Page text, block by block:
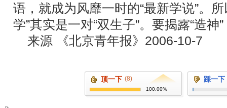
语，就成为风靡一时的“最新学说”。所
学”其实是一对“双生子”。要揭露“造
来源
《北京青年报》 2006-10-7
顶一下 (8)
100.00%
踩一下